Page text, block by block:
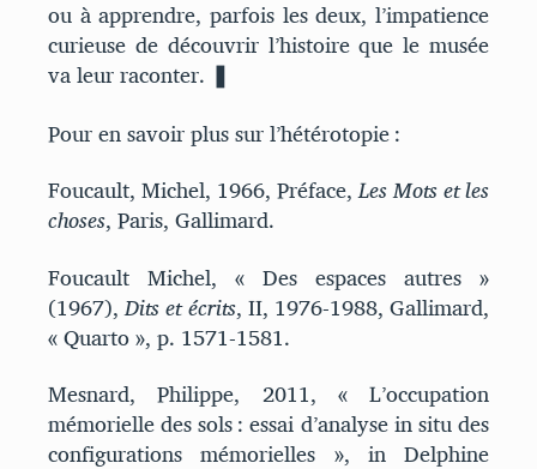
ou à apprendre, parfois les deux, l’impatience
curieuse de découvrir l’histoire que le musée
va leur raconter.
Pour en savoir plus sur l’hétérotopie :
Foucault, Michel, 1966, Préface,Les Mots et les
choses, Paris, Gallimard.
Foucault Michel, « Des espaces autres »
(1967),Dits et écrits, II, 1976-1988, Gallimard,
« Quarto », p. 1571-1581.
Mesnard, Philippe, 2011, « L’occupation
mémorielle des sols : essai d’analyse in situ des
configurations mémorielles », in Delphine